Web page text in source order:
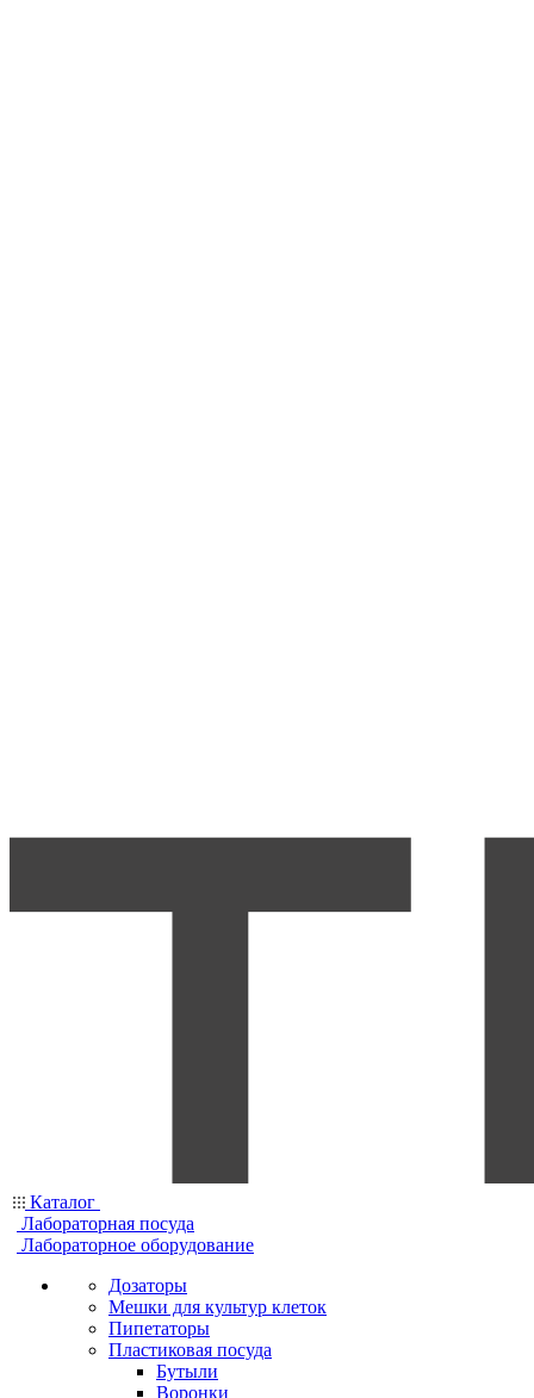
Каталог
Лабораторная посуда
Лабораторное оборудование
Дозаторы
Мешки для культур клеток
Пипетаторы
Пластиковая посуда
Бутыли
Воронки